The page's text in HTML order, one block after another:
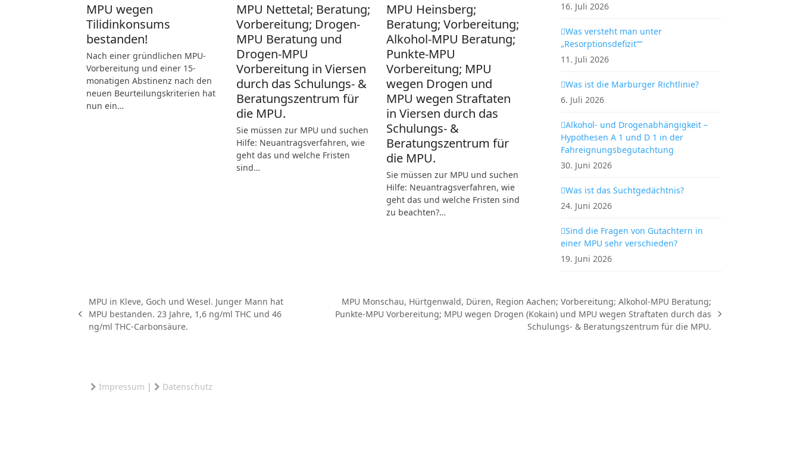
MPU wegen
Tilidinkonsums
bestanden!
Nach einer gründlichen MPU-
Vorbereitung und einer 15-
monatigen Abstinenz nach den
neuen Beurteilungskriterien hat
nun ein…
MPU Nettetal; Beratung;
Vorbereitung; Drogen-
MPU Beratung und
Drogen-MPU
Vorbereitung in Viersen
durch das Schulungs- &
Beratungszentrum für
die MPU.
Sie müssen zur MPU und suchen
Hilfe: Neuantragsverfahren, wie
geht das und welche Fristen
sind…
MPU Heinsberg;
Beratung; Vorbereitung;
Alkohol-MPU Beratung;
Punkte-MPU
Vorbereitung; MPU
wegen Drogen und
MPU wegen Straftaten
in Viersen durch das
Schulungs- &
Beratungszentrum für
die MPU.
Sie müssen zur MPU und suchen
Hilfe: Neuantragsverfahren, wie
geht das und welche Fristen sind
zu beachten?…
16. Juli 2026
Was versteht man unter
„Resorptionsdefizit““
11. Juli 2026
Was ist die Marburger Richtlinie?
6. Juli 2026
Alkohol- und Drogenabhängigkeit –
Hypothesen A 1 und D 1 in der
Fahreignungsbegutachtung
30. Juni 2026
Was ist das Suchtgedächtnis?
24. Juni 2026
Sind die Fragen von Gutachtern in
einer MPU sehr verschieden?
19. Juni 2026
vorheriger
Beitrag:
MPU in Kleve, Goch und Wesel. Junger Mann hat
MPU bestanden. 23 Jahre, 1,6 ng/ml THC und 46
ng/ml THC-Carbonsäure.
Nächster
MPU Monschau, Hürtgenwald, Düren, Region Aachen; Vorbereitung; Alkohol-MPU Beratung;
Punkte-MPU Vorbereitung; MPU wegen Drogen (Kokain) und MPU wegen Straftaten durch das
Schulungs- & Beratungszentrum für die MPU.
Impressum | Datenschutz